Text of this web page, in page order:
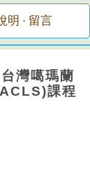
明 · 留言
灣噶瑪蘭
課程